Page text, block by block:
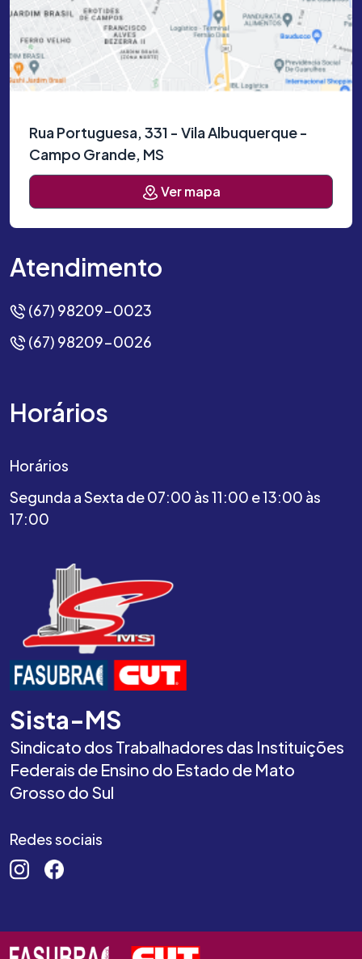
Rua Portuguesa, 331 - Vila Albuquerque -
Campo Grande, MS
Ver mapa
Atendimento
(67) 98209-0023
(67) 98209-0026
Horários
Horários
Segunda a Sexta de 07:00 às 11:00 e 13:00 às
17:00
Sista-MS
Sindicato dos Trabalhadores das Instituições
Federais de Ensino do Estado de Mato
Grosso do Sul
Redes sociais